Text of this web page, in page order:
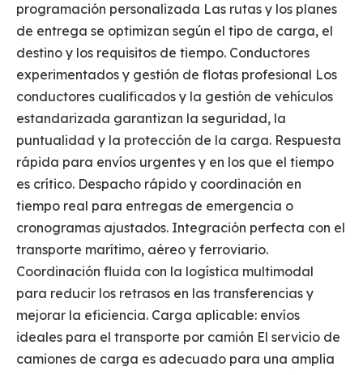
programación personalizada Las rutas y los planes
de entrega se optimizan según el tipo de carga, el
destino y los requisitos de tiempo. Conductores
experimentados y gestión de flotas profesional Los
conductores cualificados y la gestión de vehículos
estandarizada garantizan la seguridad, la
puntualidad y la protección de la carga. Respuesta
rápida para envíos urgentes y en los que el tiempo
es crítico. Despacho rápido y coordinación en
tiempo real para entregas de emergencia o
cronogramas ajustados. Integración perfecta con el
transporte marítimo, aéreo y ferroviario.
Coordinación fluida con la logística multimodal
para reducir los retrasos en las transferencias y
mejorar la eficiencia. Carga aplicable: envíos
ideales para el transporte por camión El servicio de
camiones de carga es adecuado para una amplia